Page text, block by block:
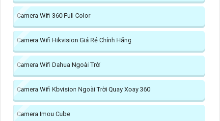
Camera Wifi 360 Full Color
Camera Wifi Hikvision Giá Rẻ Chính Hãng
Camera Wifi Dahua Ngoài Trời
Camera Wifi Kbvision Ngoài Trời Quay Xoay 360
Camera Imou Cube